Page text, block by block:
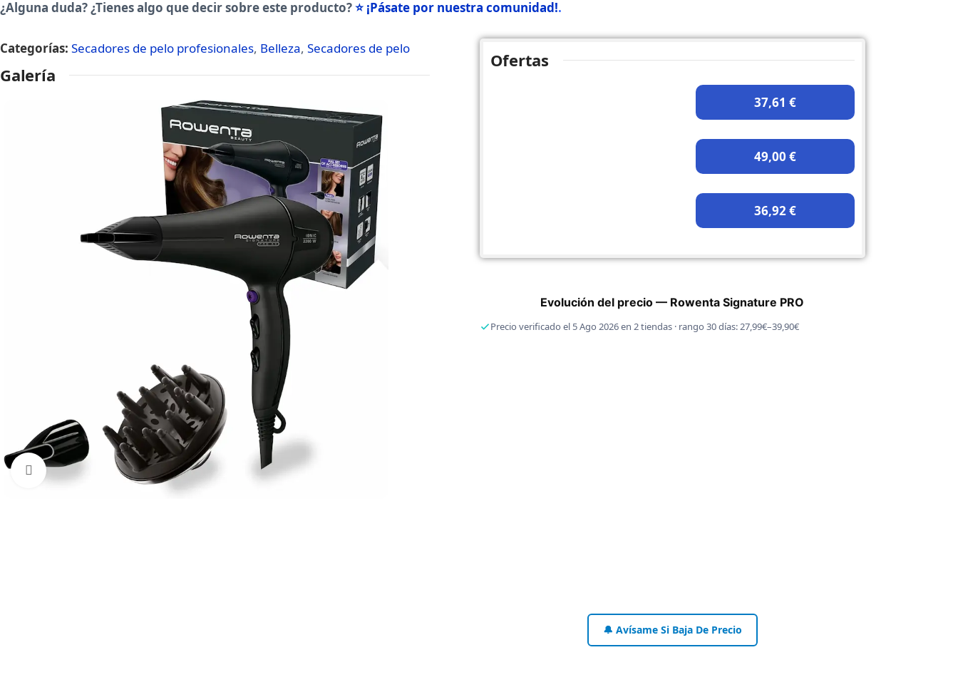
¿Alguna duda? ¿Tienes algo que decir sobre este producto?⭐ ¡Pásate por nuestra comunidad!.
Categorías: Secadores de pelo profesionales, Belleza, Secadores de pelo
Galería
Click to enlarge
Ofertas
37,61 €
49,00 €
36,92 €
Evolución del precio — Rowenta Signature PRO
Precio verificado el 5 Ago 2026 en 2 tiendas · rango 30 días: 27,99€–39,90€
🔔 Avísame Si Baja De Precio